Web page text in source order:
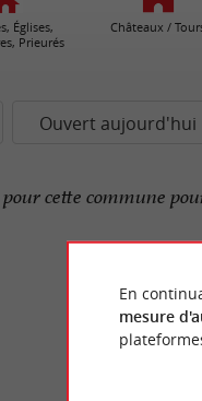
Églises,
Prieurés
Châteaux /
Ouvert aujourd'hui
cette commune
En
mesure